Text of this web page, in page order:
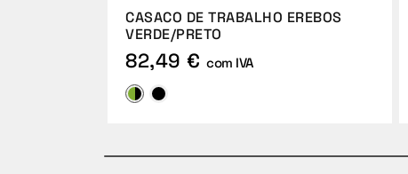
CASACO DE TRABALHO EREBOS
VERDE/PRETO
82,49 € com IVA